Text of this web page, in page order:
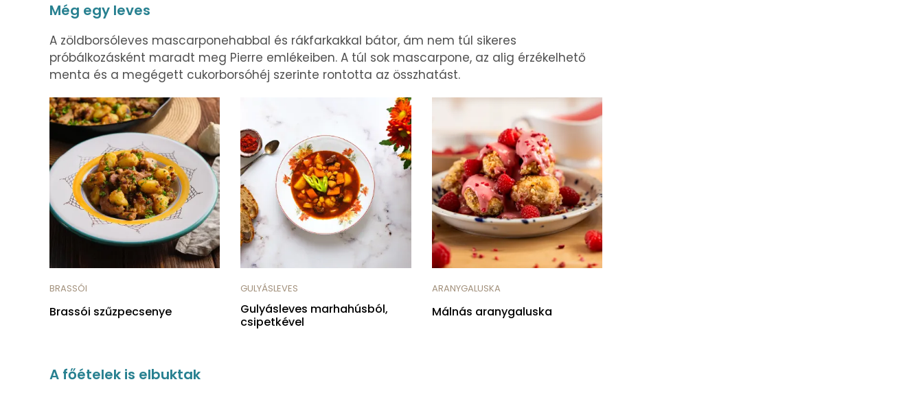
Még egy leves
A zöldborsóleves mascarponehabbal és rákfarkakkal bátor, ám nem túl sikeres
próbálkozásként maradt meg Pierre emlékeiben. A túl sok mascarpone, az alig érzékelhető
menta és a megégett cukorborsóhéj szerinte rontotta az összhatást.
BRASSÓI
Brassói szűzpecsenye
GULYÁSLEVES
Gulyásleves marhahúsból,
csipetkével
ARANYGALUSKA
Málnás aranygaluska
A főételek is elbuktak